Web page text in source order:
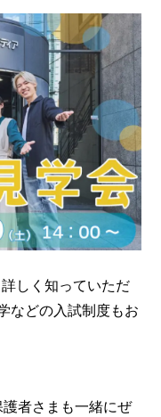
しく知っていただ
などの入試制度もお
者さまも一緒にぜ